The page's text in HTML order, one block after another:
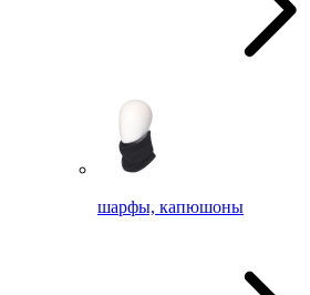
шарфы, капюшоны